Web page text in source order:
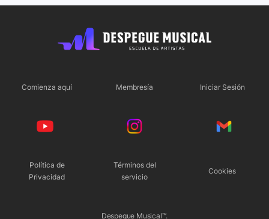
Comienza aquí Membresía Iniciar Sesión
Política de
Privacidad
Términos del
servicio
Cookies
Despegue Musical™.